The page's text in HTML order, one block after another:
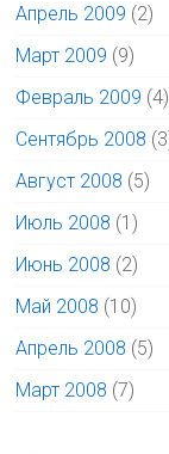
Апрель 2009 (2)
Март 2009 (9)
Февраль 2009 (4)
Сентябрь 2008
Август 2008 (5)
Июль 2008 (1)
Июнь 2008 (2)
Май 2008 (10)
Апрель 2008 (5)
Март 2008 (7)